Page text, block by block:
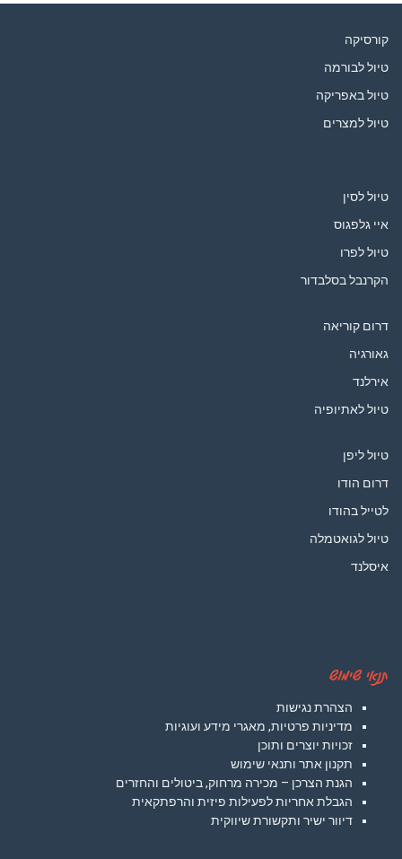
קורסיקה
טיול לבורמה
טיול באפריקה
טיול למצרים
טיול לסין
איי גלפגוס
טיול לפרו
הקרנבל בסלבדור
דרום קוריאה
גאורגיה
אירלנד
טיול לאתיופיה
טיול ליפן
דרום הודו
לטייל בהודו
טיול לגואטמלה
איסלנד
תנאי שימוש
הצהרת נגישות
מדיניות פרטיות, מאגרי מידע ועוגיות
זכויות יוצרים ותוכן
תקנון אתר ותנאי שימוש
הגנת הצרכן – מכירה מרחוק, ביטולים והחזרים
הגבלת אחריות לפעילות פיזית והרפתקאית
דיוור ישיר ותקשורת שיווקית